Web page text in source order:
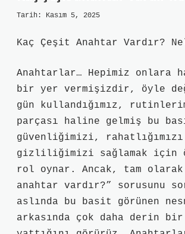
Tarih: Kasım 5, 2025
Kaç Çeşit Anahtar Vardır?
Anahtarlar… Hepimiz onlara
bir yer vermişizdir, öyle
gün kullandığımız,
parçası haline gelmiş bu
güvenliğimizi,
gizliliğimizi sağlamak için
rol oynar. Ancak, tam
anahtar vardır?” sorusunu
aslında bu basit görünen
arkasında çok daha derin bir